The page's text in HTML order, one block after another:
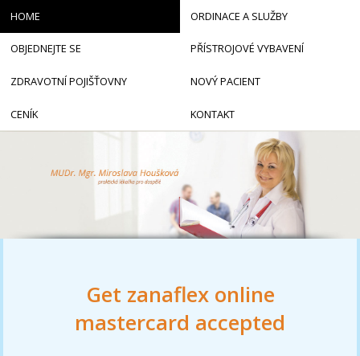
Get zanaflex online
mastercard accepted
HOME ORDINACE A SLUŽBY
OBJEDNEJTE SE PŘÍSTROJOVÉ VYBAVENÍ
ZDRAVOTNÍ POJIŠŤOVNY NOVÝ PACIENT
CENÍK KONTAKT